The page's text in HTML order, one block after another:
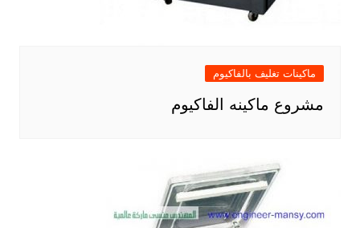
ماكينات تغليف بالفاكيوم
مشروع ماكينه الفاكيوم